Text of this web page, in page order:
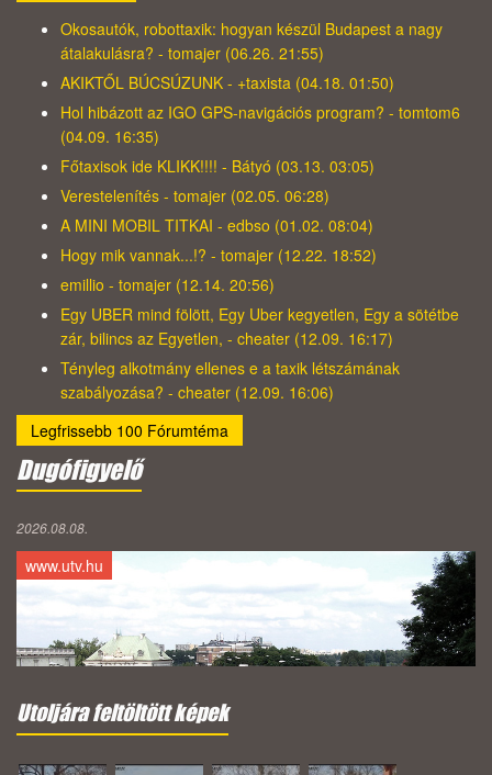
Okosautók, robottaxik: hogyan készül Budapest a nagy
átalakulásra? - tomajer (06.26. 21:55)
AKIKTŐL BÚCSÚZUNK - +taxista (04.18. 01:50)
Hol hibázott az IGO GPS-navigációs program? - tomtom6
(04.09. 16:35)
Főtaxisok ide KLIKK!!!! - Bátyó (03.13. 03:05)
Verestelenítés - tomajer (02.05. 06:28)
A MINI MOBIL TITKAI - edbso (01.02. 08:04)
Hogy mik vannak...!? - tomajer (12.22. 18:52)
emillio - tomajer (12.14. 20:56)
Egy UBER mind fölött, Egy Uber kegyetlen, Egy a sötétbe
zár, bilincs az Egyetlen, - cheater (12.09. 16:17)
Tényleg alkotmány ellenes e a taxik létszámának
szabályozása? - cheater (12.09. 16:06)
Legfrissebb 100 Fórumtéma
Dugófigyelő
2026.08.08.
www.utv.hu
Utoljára feltöltött képek